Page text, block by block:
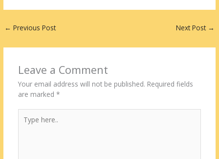
← Previous Post Next Post →
Leave a Comment
Your email address will not be published. Required fields
are marked *
here..